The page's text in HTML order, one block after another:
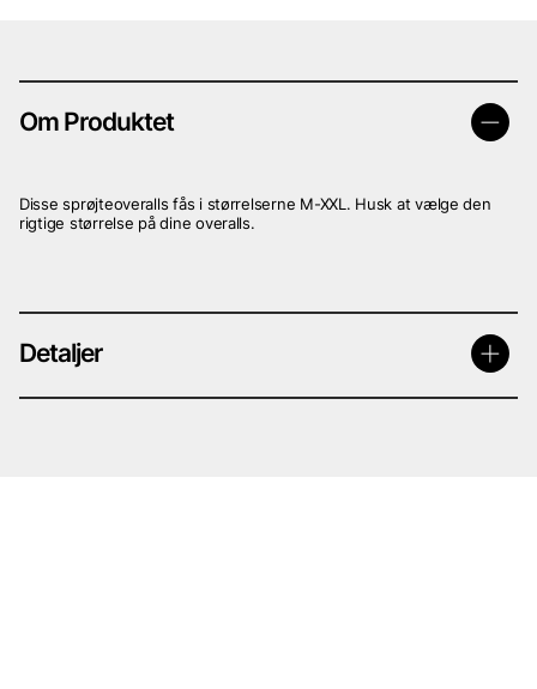
Om Produktet
Disse sprøjteoveralls fås i størrelserne M-XXL. Husk at vælge den
rigtige størrelse på dine overalls.
Detaljer